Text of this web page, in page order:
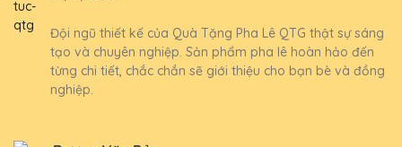
Đội ngũ thiết kế của Quà Tặng Pha Lê QTG thật sự sáng
tạo và chuyên nghiệp. Sản phẩm pha lê hoàn hảo đến
từng chi tiết, chắc chắn sẽ giới thiệu cho bạn bè và đồng
nghiệp.